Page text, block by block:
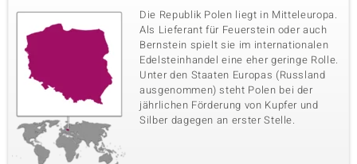
Die Republik Polen liegt in Mitteleuropa.
Als Lieferant für Feuerstein oder auch
Bernstein spielt sie im internationalen
Edelsteinhandel eine eher geringe Rolle.
Unter den Staaten Europas (Russland
ausgenommen) steht Polen bei der
jährlichen Förderung von Kupfer und
Silber dagegen an erster Stelle.